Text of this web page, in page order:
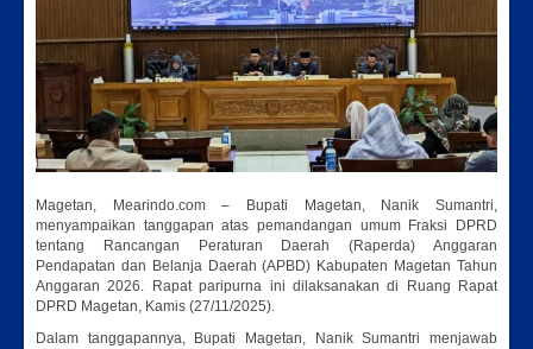
Magetan, Mearindo.com – Bupati Magetan, Nanik Sumantri,
menyampaikan tanggapan atas pemandangan umum Fraksi DPRD
tentang Rancangan Peraturan Daerah (Raperda) Anggaran
Pendapatan dan Belanja Daerah (APBD) Kabupaten Magetan Tahun
Anggaran 2026. Rapat paripurna ini dilaksanakan di Ruang Rapat
DPRD Magetan, Kamis (27/11/2025).
Dalam tanggapannya, Bupati Magetan, Nanik Sumantri menjawab